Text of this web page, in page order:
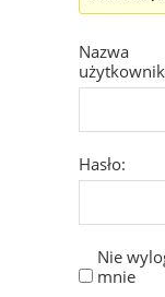
Nazwa
Hasło:
Nie
mnie